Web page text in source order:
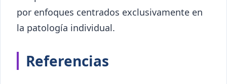
por enfoques centrados exclusivamente en
la patología individual.
Referencias